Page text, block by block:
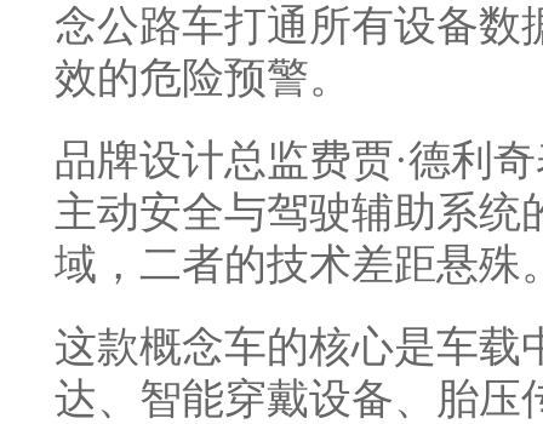
念公路车打通所有设备数
效的危险预警。
品牌设计总监费贾·德利
主动安全与驾驶辅助系统
域，二者的技术差距悬殊
这款概念车的核心是车载
达、智能穿戴设备、胎压